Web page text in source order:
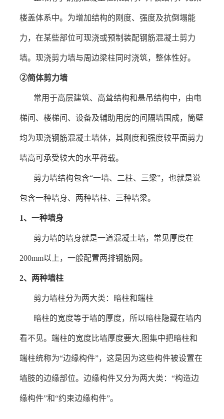
楼盖体系中。为增加结构的刚度、强度及抗倒塌能
力，在某些部位可现浇或预制装配钢筋混凝土剪力
墙。现浇剪力墙与周边梁柱同时浇筑，整体性好。
②简体剪力墙
常用于高层建筑、高耸结构和悬吊结构中，由电
梯间、楼梯间、设备及辅助用房的间隔墙围成，筒壁
均为现浇钢筋混凝土墙体，其刚度和强度较平面剪力
墙高可承受较大的水平荷载。
剪力墙结构包含“一墙、二柱、三梁”，也就是说
包含一种墙身、两种墙柱、三种墙梁。
1、 一种墙身
剪力墙的墙身就是一道混凝土墙，常见厚度在
200mm以上，一般配置两排钢筋网。
2、 两种墙柱
剪力墙柱分为两大类：暗柱和端柱
暗柱的宽度等于墙的厚度，所以暗柱隐藏在墙内
看不见。端柱的宽度比墙厚度要大, 图集中把暗柱和
端柱统称为“边缘构件”，这是因为这些构件被设置在
墙肢的边缘部位。边缘构件又分为两大类：“构造边
缘构件”和“约束边缘构件”。